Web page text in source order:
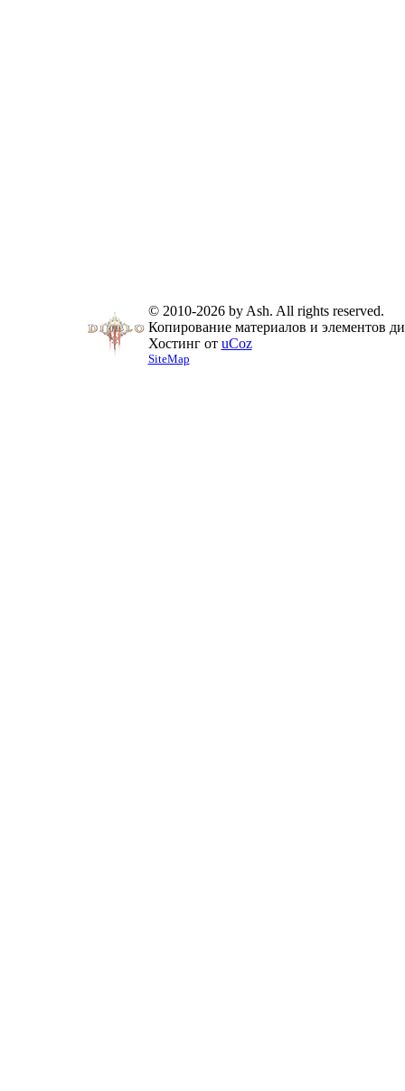
© 2010-2026 by Ash. All rights reserved.
Копирование материалов и элементов
Хостинг от uCoz
SiteMap